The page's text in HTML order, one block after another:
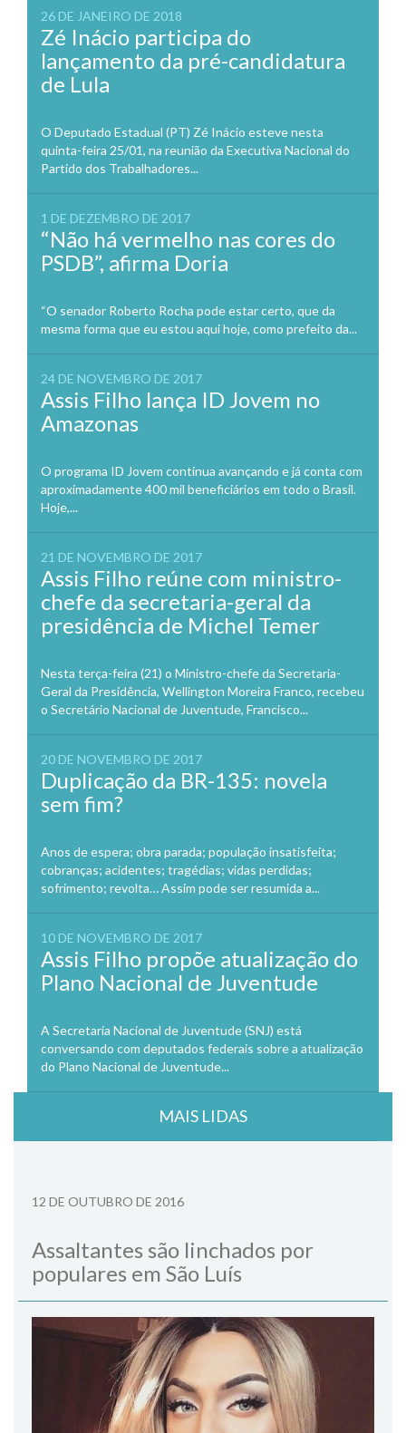
26 DE JANEIRO DE 2018
Zé Inácio participa do
lançamento da pré-candidatura
de Lula
O Deputado Estadual (PT) Zé Inácio esteve nesta
quinta-feira 25/01, na reunião da Executiva Nacional do
Partido dos Trabalhadores...
1 DE DEZEMBRO DE 2017
“Não há vermelho nas cores do
PSDB”, afirma Doria
“O senador Roberto Rocha pode estar certo, que da
mesma forma que eu estou aqui hoje, como prefeito da...
24 DE NOVEMBRO DE 2017
Assis Filho lança ID Jovem no
Amazonas
O programa ID Jovem continua avançando e já conta com
aproximadamente 400 mil beneficiários em todo o Brasil.
Hoje,...
21 DE NOVEMBRO DE 2017
Assis Filho reúne com ministro-
chefe da secretaria-geral da
presidência de Michel Temer
Nesta terça-feira (21) o Ministro-chefe da Secretaria-
Geral da Presidência, Wellington Moreira Franco, recebeu
o Secretário Nacional de Juventude, Francisco...
20 DE NOVEMBRO DE 2017
Duplicação da BR-135: novela
sem fim?
Anos de espera; obra parada; população insatisfeita;
cobranças; acidentes; tragédias; vidas perdidas;
sofrimento; revolta… Assim pode ser resumida a...
10 DE NOVEMBRO DE 2017
Assis Filho propõe atualização do
Plano Nacional de Juventude
A Secretaria Nacional de Juventude (SNJ) está
conversando com deputados federais sobre a atualização
do Plano Nacional de Juventude...
MAIS LIDAS
12 DE OUTUBRO DE 2016
Assaltantes são linchados por
populares em São Luís